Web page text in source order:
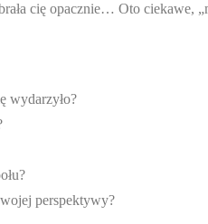
cię opacznie… Oto ciekawe,
wydarzyło?
perspektywy?